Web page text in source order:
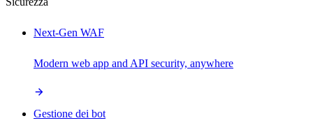
Next-Gen WAF
Modern web app and API security, anywhere
Gestione dei bot